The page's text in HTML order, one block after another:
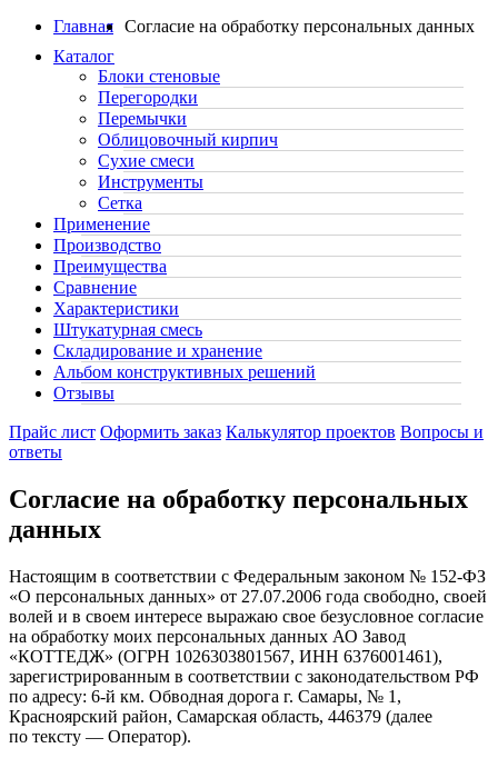
Главная Согласие на обработку персональных данных
Каталог
Блоки стеновые
Перегородки
Перемычки
Облицовочный кирпич
Сухие смеси
Инструменты
Сетка
Применение
Производство
Преимущества
Сравнение
Характеристики
Штукатурная смесь
Складирование и хранение
Альбом конструктивных решений
Отзывы
Прайс лист Оформить заказ Калькулятор проектов Вопросы и
ответы
Согласие на обработку персональных
данных
Настоящим в соответствии с Федеральным законом № 152-ФЗ
«О персональных данных» от 27.07.2006 года свободно, своей
волей и в своем интересе выражаю свое безусловное согласие
на обработку моих персональных данных АО Завод
«КОТТЕДЖ» (ОГРН 1026303801567, ИНН 6376001461),
зарегистрированным в соответствии с законодательством РФ
по адресу: 6-й км. Обводная дорога г. Самары, № 1,
Красноярский район, Самарская область, 446379 (далее
по тексту — Оператор).